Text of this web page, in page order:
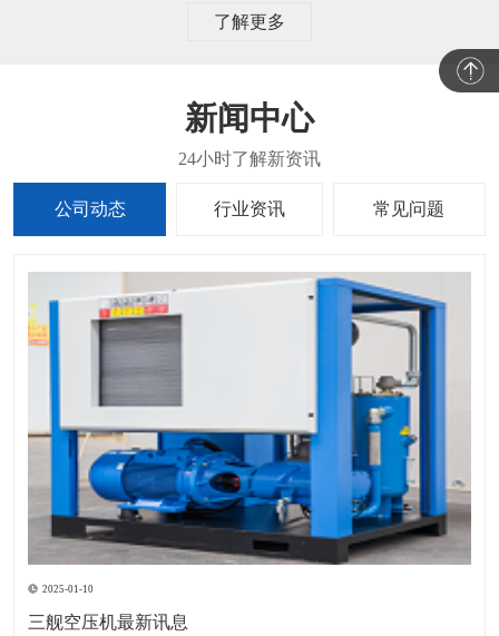
了解更多
新闻中心
公司动态 行业资讯 常见问题
2025-01-10
三舰空压机最新讯息